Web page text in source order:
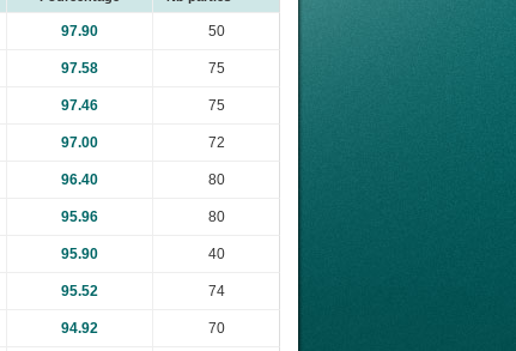
97.90 50
97.58 75
97.46 75
97.00 72
96.40 80
95.96 80
95.90 40
95.52 74
94.92 70